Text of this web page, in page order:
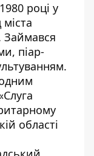
році у
Займався
піар-
області